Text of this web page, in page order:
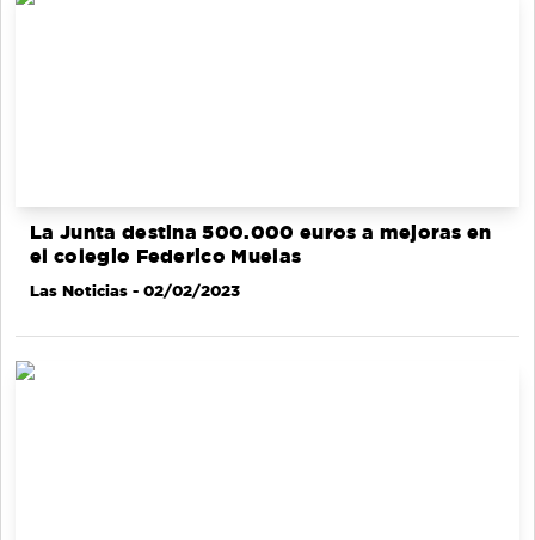
La Junta destina 500.000 euros a mejoras en
el colegio Federico Muelas
Las Noticias - 02/02/2023